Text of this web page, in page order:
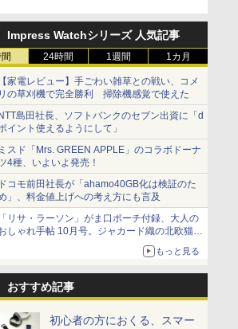
Impress Watchシリーズ 人気記事
24時間 1週間 1カ月
家電レビュー】手ごわい雑草との戦い、コメ
の草刈機で完全勝利 掃除機感覚で使えた
島田社長、ソフトバンクのセブン出資に「d
イント使えるようにして」
スド「Mrs. GREEN APPLE」のコラボドーナ
4種、いよいよ発売！
コモ前田社長が「ahamo40GB化は検証のた
」、料金値上げへの考え方にも言及
リサ・ラーソン」がま口ポーチ付録、大人の
しゃれ手帖 10月号。ジャカード織の北欧猫デ
もっと見る
おすすめ記事
初心者の方におくる、スマー